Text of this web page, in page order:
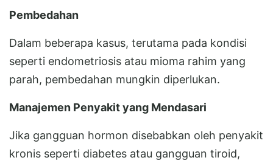
Pembedahan
Dalam beberapa kasus, terutama pada kondisi
seperti endometriosis atau mioma rahim yang
parah, pembedahan mungkin diperlukan.
Manajemen Penyakit yang Mendasari
Jika gangguan hormon disebabkan oleh penyakit
kronis seperti diabetes atau gangguan tiroid,